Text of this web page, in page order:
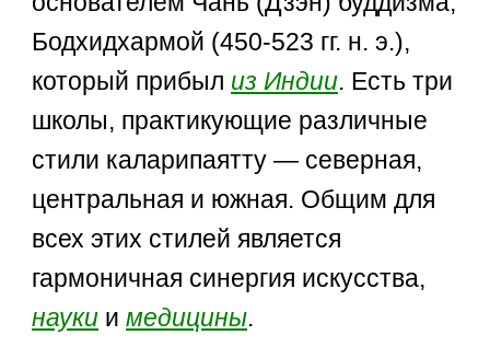
Бодхидхармой (450-523 гг. н. э.),
который прибыл из Индии. Есть три
школы, практикующие различные
стили каларипаятту — северная,
центральная и южная. Общим для
всех этих стилей является
гармоничная синергия искусства,
науки имедицины.